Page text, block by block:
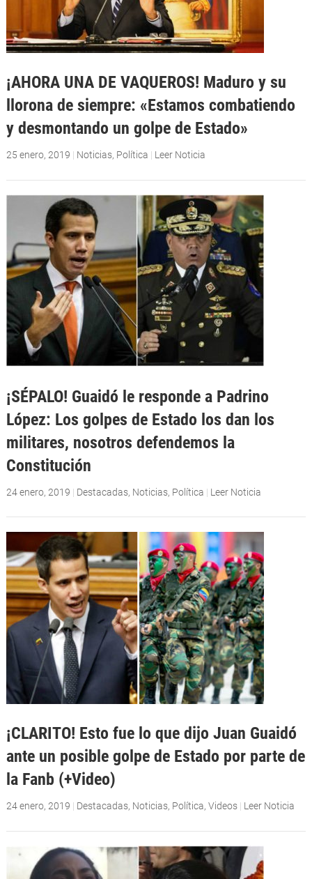
¡AHORA UNA DE VAQUEROS! Maduro y su
llorona de siempre: «Estamos combatiendo
y desmontando un golpe de Estado»
25 enero, 2019 | Noticias, Política | Leer Noticia
¡SÉPALO! Guaidó le responde a Padrino
López: Los golpes de Estado los dan los
militares, nosotros defendemos la
Constitución
24 enero, 2019 | Destacadas, Noticias, Política | Leer Noticia
¡CLARITO! Esto fue lo que dijo Juan Guaidó
ante un posible golpe de Estado por parte de
la Fanb (+Video)
24 enero, 2019 | Destacadas, Noticias, Política, Videos | Leer Noticia